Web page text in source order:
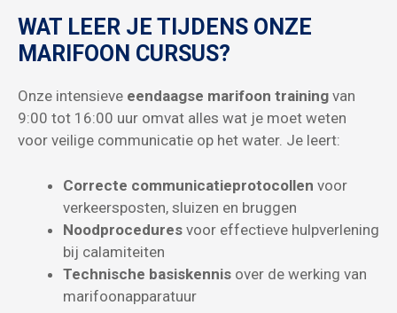
WAT LEER JE TIJDENS ONZE
MARIFOON CURSUS?
Onze intensieve eendaagse marifoon training van
9:00 tot 16:00 uur omvat alles wat je moet weten
voor veilige communicatie op het water. Je leert:
Correcte communicatieprotocollen voor
verkeersposten, sluizen en bruggen
Noodprocedures voor effectieve hulpverlening
bij calamiteiten
Technische basiskennis over de werking van
marifoonapparatuur